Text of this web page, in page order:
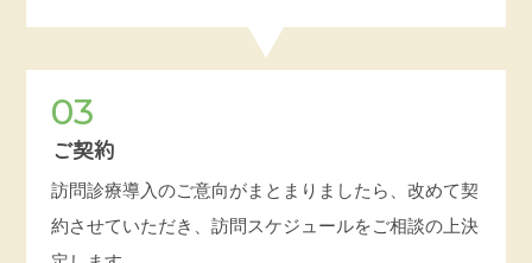
03
ご契約
訪問診療導入のご意向がまとまりましたら、改めて契
約させていただき、訪問スケジュールをご相談の上決